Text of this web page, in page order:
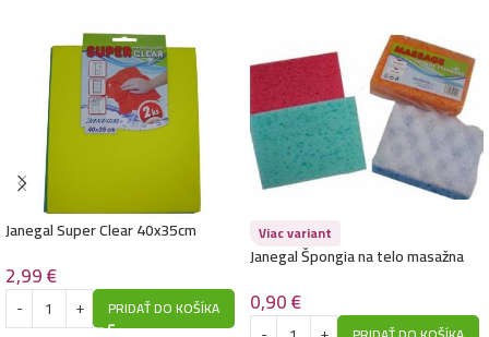
Janegal Super Clear 40x35cm
2,99€
PRIDAŤ DO KOŠÍKA
Viac variant
Janegal Špongia na telo masažna
0,90€